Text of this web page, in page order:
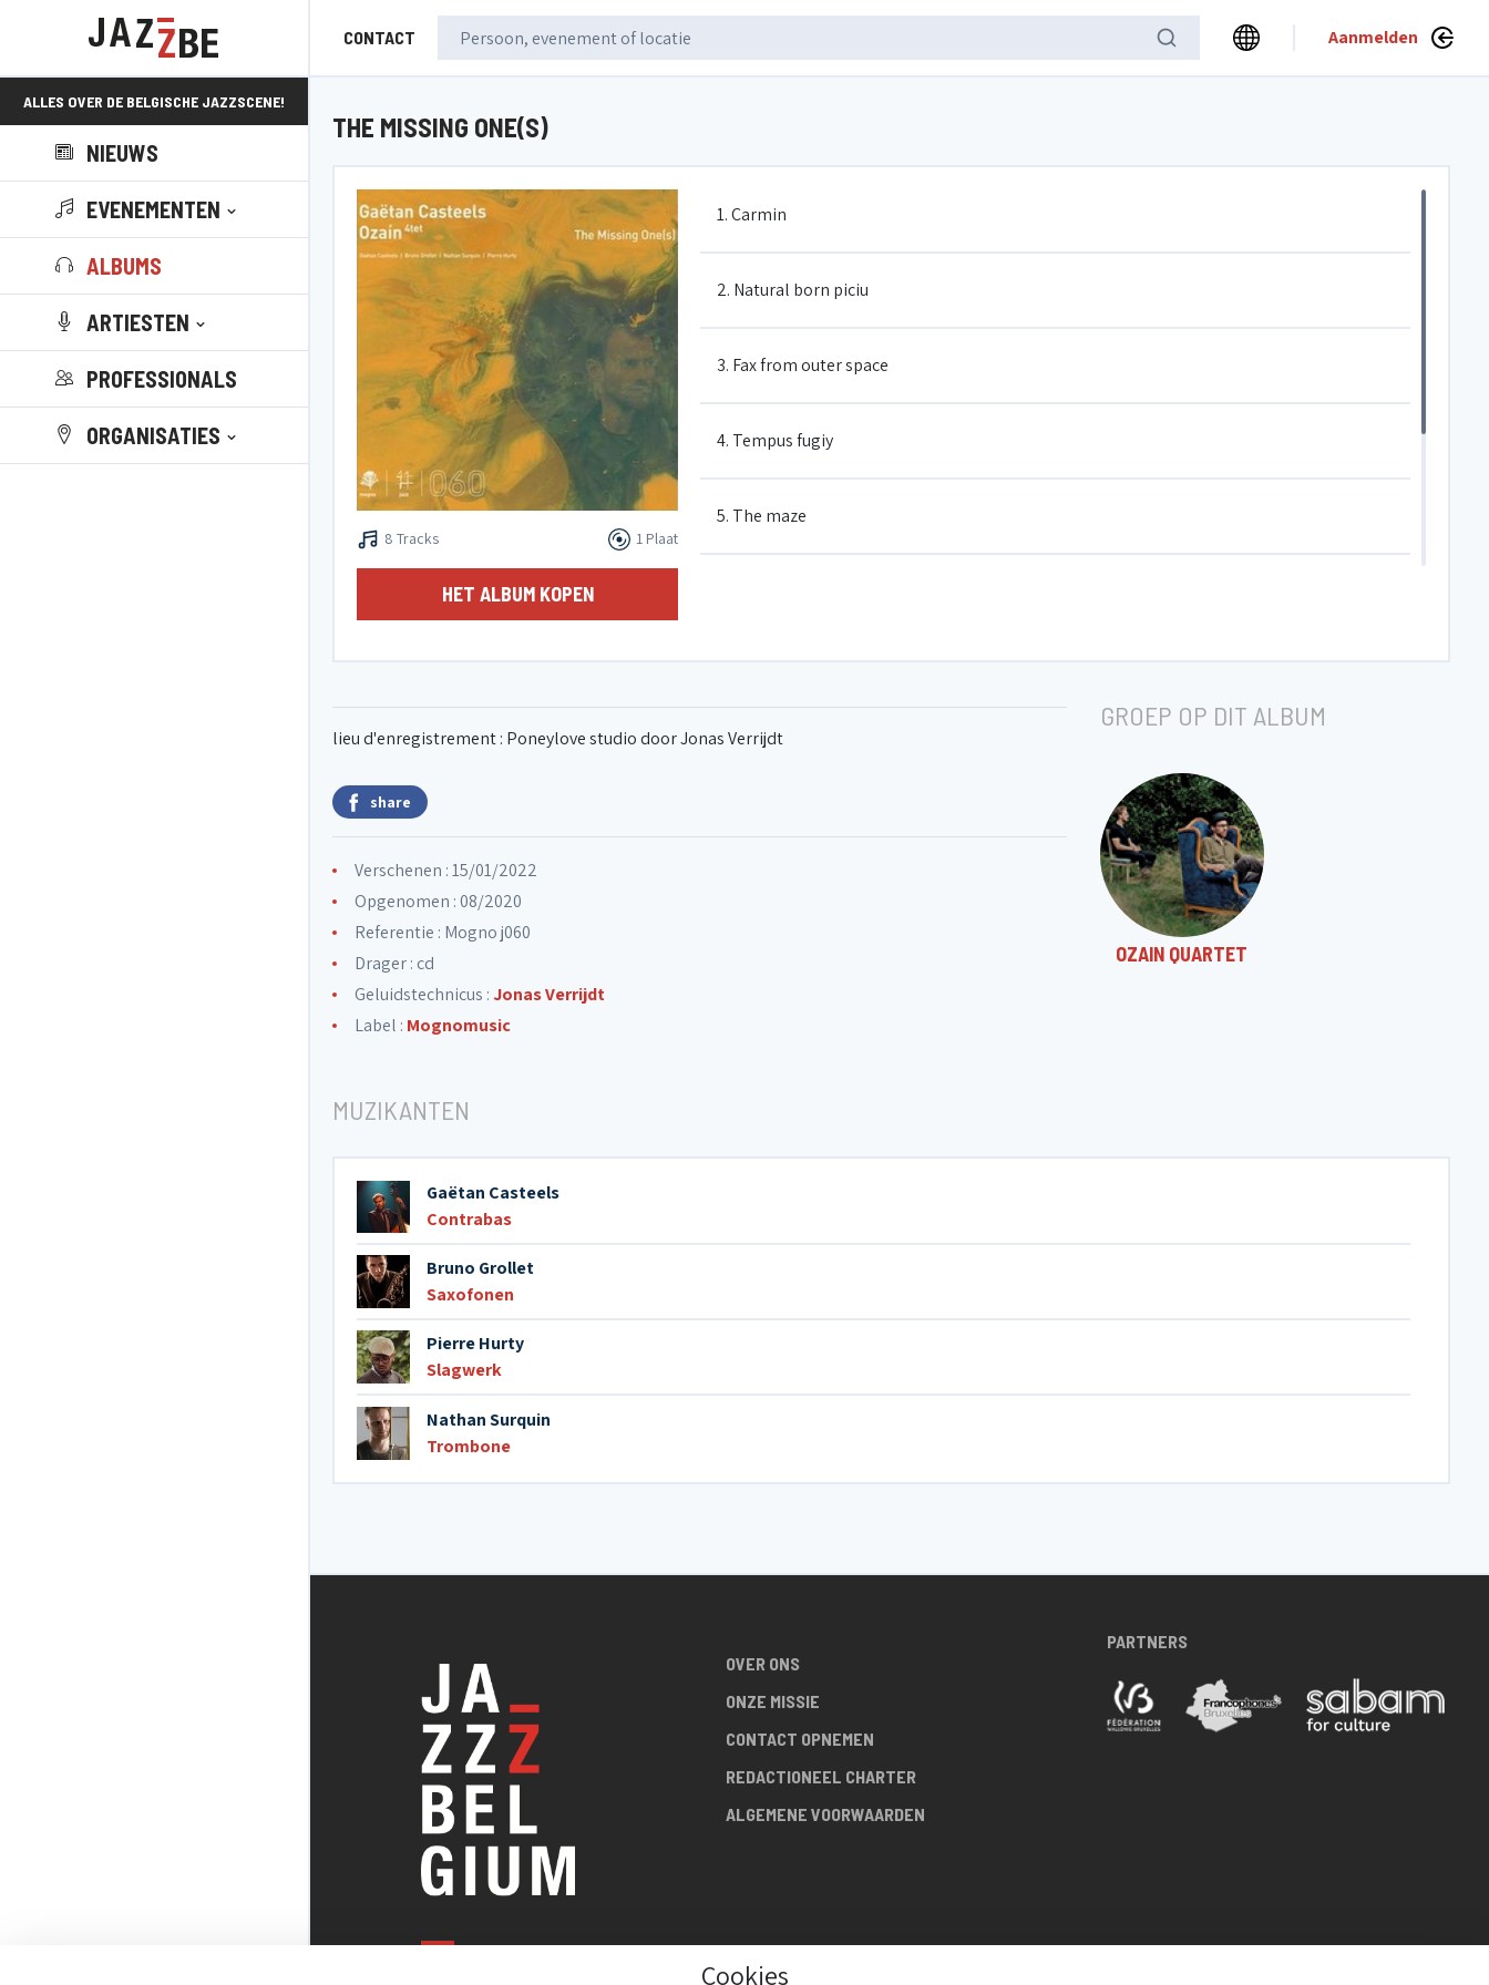
CONTACT Aanmelden
ALLES OVER DE BELGISCHE JAZZSCENE!
NIEUWS
EVENEMENTEN
ALBUMS
ARTIESTEN
PROFESSIONALS
ORGANISATIES
THE MISSING ONE(S)
8 Tracks 1 Plaat
HET ALBUM KOPEN
1. Carmin
2. Natural born piciu
3. Fax from outer space
4. Tempus fugiy
5. The maze
7. The persons
8. Selena
lieu d'enregistrement : Poneylove studio door Jonas Verrijdt
share
Verschenen : 15/01/2022
Opgenomen : 08/2020
Referentie : Mogno j060
Drager : cd
Geluidstechnicus :Jonas Verrijdt
Label : Mognomusic
GROEP OP DIT ALBUM
OZAIN QUARTET
MUZIKANTEN
Gaëtan Casteels
Contrabas
Bruno Grollet
Saxofonen
Pierre Hurty
Slagwerk
Nathan Surquin
Trombone
OVER ONS
ONZE MISSIE
CONTACT OPNEMEN
REDACTIONEEL CHARTER
ALGEMENE VOORWAARDEN
PARTNERS
Cookies